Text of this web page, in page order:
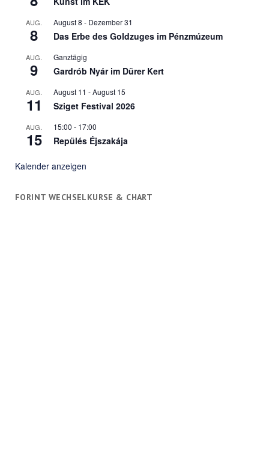
AUG.
8
August 8 - Dezember 31
Das Erbe des Goldzuges im Pénzmúzeum
AUG.
9
Ganztägig
Gardrób Nyár im Dürer Kert
AUG.
11
August 11 -August 15
Sziget Festival 2026
AUG.
15
15:00 - 17:00
Repülés Éjszakája
Kalender anzeigen
FORINT WECHSELKURSE & CHART